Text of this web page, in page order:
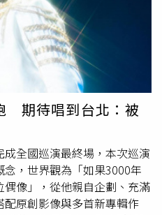
據轉化為策略洞察，精準掌
度會員經營與行銷布局，開
節點，並搭配AI學習夥伴
時回饋及個別化陪伴，協助
113年教育部統計，相較於
超過4小時並搭配「e度」學
45%提升至62%、英語文由
提升至58%，通過率大幅
康照護領域，為落實賴清德
極推動AI技術導入醫療與照
增加等挑戰，發展智慧照
助臨床判讀等應用，以科技
打造更安全、便利的生活環
」，政府集結超過100家產
期待唱到台北：被
全國巡演最終場，本次巡演
，世界觀為「如果3000年
像」，從他親自企劃、充滿
原創影像與多首新專輯作